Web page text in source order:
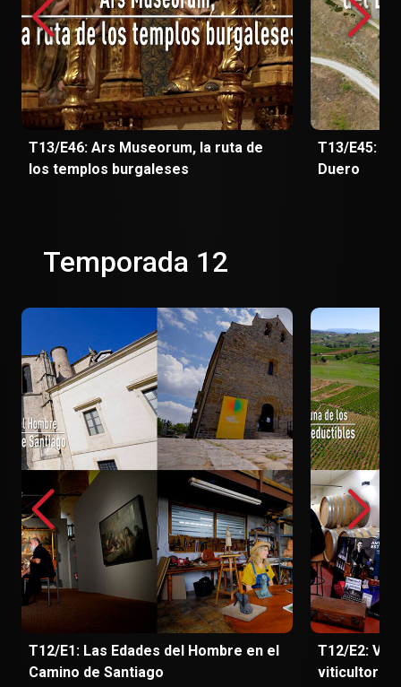
T13/E46: Ars Museorum, la ruta de
los templos burgaleses
T13/E45:
Duero
Temporada 12
T12/E1: Las Edades del Hombre en el
Camino de Santiago
T12/E2:
viticultores